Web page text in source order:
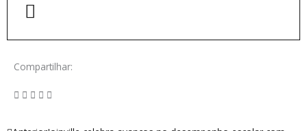
Compartilhar: